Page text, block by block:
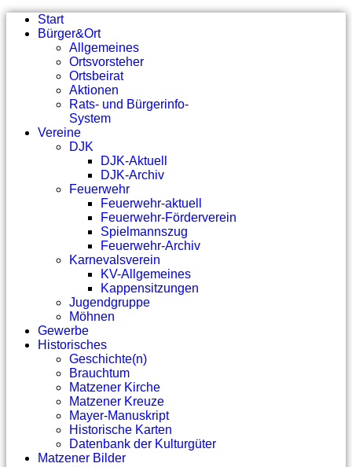
Start
Bürger&Ort
Allgemeines
Ortsvorsteher
Ortsbeirat
Aktionen
Rats- und Bürgerinfo-
System
Vereine
DJK
DJK-Aktuell
DJK-Archiv
Feuerwehr
Feuerwehr-aktuell
Feuerwehr-Förderverein
Spielmannszug
Feuerwehr-Archiv
Karnevalsverein
KV-Allgemeines
Kappensitzungen
Jugendgruppe
Möhnen
Gewerbe
Historisches
Geschichte(n)
Brauchtum
Matzener Kirche
Matzener Kreuze
Mayer-Manuskript
Historische Karten
Datenbank der Kulturgüter
Matzener Bilder